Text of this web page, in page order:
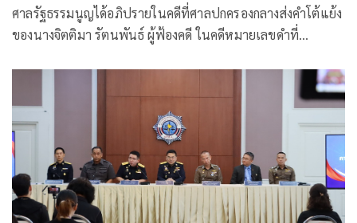
ศาลรัฐธรรมนูญได้อภิปรายในคดีที่ศาลปกครองกลางส่งคำโต้แย้ง
ของนางจิตติมา รัตนพันธ์ ผู้ฟ้องคดี ในคดีหมายเลขดำที่
มาตรา 212 ว่า พ.ร.บ.มาตรการ ของฝ่ายบริหารในการป้องกัน
และปราบปรามการทุจริต พ.ศ.